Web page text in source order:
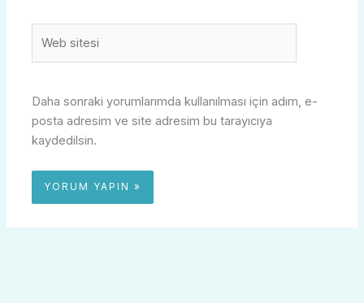
sitesi
Daha sonraki yorumlarımda kullanılması için adım, e-
posta adresim ve site adresim bu tarayıcıya
kaydedilsin.